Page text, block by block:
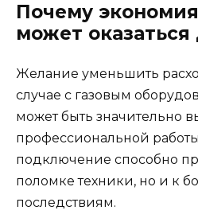
Почему
может оказаться
Желание уменьшить
случае с газовым
может быть значительно
профессиональной
подключение способно
поломке техники, но и к
последствиям.